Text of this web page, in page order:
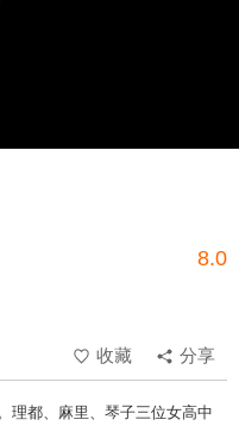
8.0
收藏
分享
理都、麻里、琴子三位女高中